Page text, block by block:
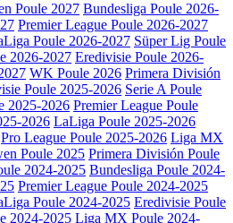
Poule 2027 Bundesliga Poule 2026-
Premier League Poule 2026-2027
Poule 2026-2027 Süper Lig Poule
2026-2027 Eredivisie Poule 2026-
WK Poule 2026 Primera División
Poule 2025-2026 Serie A Poule
2025-2026 Premier League Poule
2026 LaLiga Poule 2025-2026
Pro League Poule 2025-2026 Liga MX
Poule 2025 Primera División Poule
2024-2025 Bundesliga Poule 2024-
Premier League Poule 2024-2025
Poule 2024-2025 Eredivisie Poule
2024-2025 Liga MX Poule 2024-